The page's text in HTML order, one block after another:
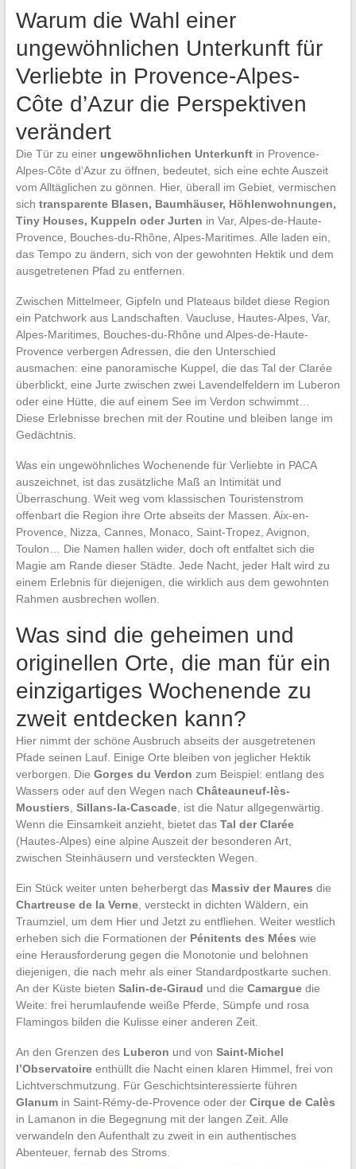
Warum die Wahl einer
ungewöhnlichen Unterkunft für
Verliebte in Provence-Alpes-
Côte d’Azur die Perspektiven
verändert
Die Tür zu einer ungewöhnlichen Unterkunftin Provence-
Alpes-Côte d’Azur zu öffnen, bedeutet, sich eine echte Auszeit
vom Alltäglichen zu gönnen. Hier, überall im Gebiet, vermischen
sich transparente Blasen, Baumhäuser, Höhlenwohnungen,
Tiny Houses, Kuppeln oder Jurten in Var, Alpes-de-Haute-
Provence, Bouches-du-Rhône, Alpes-Maritimes. Alle laden ein,
das Tempo zu ändern, sich von der gewohnten Hektik und dem
ausgetretenen Pfad zu entfernen.
Zwischen Mittelmeer, Gipfeln und Plateaus bildet diese Region
ein Patchwork aus Landschaften. Vaucluse, Hautes-Alpes, Var,
Alpes-Maritimes, Bouches-du-Rhône und Alpes-de-Haute-
Provence verbergen Adressen, die den Unterschied
ausmachen: eine panoramische Kuppel, die das Tal der Clarée
überblickt, eine Jurte zwischen zwei Lavendelfeldern im Luberon
oder eine Hütte, die auf einem See im Verdon schwimmt…
Diese Erlebnisse brechen mit der Routine und bleiben lange im
Gedächtnis.
Was ein ungewöhnliches Wochenende für Verliebte in PACA
auszeichnet, ist das zusätzliche Maß an Intimität und
Überraschung. Weit weg vom klassischen Touristenstrom
offenbart die Region ihre Orte abseits der Massen. Aix-en-
Provence, Nizza, Cannes, Monaco, Saint-Tropez, Avignon,
Toulon… Die Namen hallen wider, doch oft entfaltet sich die
Magie am Rande dieser Städte. Jede Nacht, jeder Halt wird zu
einem Erlebnis für diejenigen, die wirklich aus dem gewohnten
Rahmen ausbrechen wollen.
Was sind die geheimen und
originellen Orte, die man für ein
einzigartiges Wochenende zu
zweit entdecken kann?
Hier nimmt der schöne Ausbruch abseits der ausgetretenen
Pfade seinen Lauf. Einige Orte bleiben von jeglicher Hektik
verborgen. Die Gorges du Verdon zum Beispiel: entlang des
Wassers oder auf den Wegen nach Châteauneuf-lès-
Moustiers Sillans-la-Cascade, ist die Natur allgegenwärtig.
Wenn die Einsamkeit anzieht, bietet das Tal der Clarée
(Hautes-Alpes) eine alpine Auszeit der besonderen Art,
zwischen Steinhäusern und versteckten Wegen.
Ein Stück weiter unten beherbergt das Massiv der Maures die
Chartreuse de la Verne, versteckt in dichten Wäldern, ein
Traumziel, um dem Hier und Jetzt zu entfliehen. Weiter westlich
erheben sich die Formationen der Pénitents des Mées wie
eine Herausforderung gegen die Monotonie und belohnen
diejenigen, die nach mehr als einer Standardpostkarte suchen.
An der Küste bieten Salin-de-Giraud und die Camarguedie
Weite: frei herumlaufende weiße Pferde, Sümpfe und rosa
Flamingos bilden die Kulisse einer anderen Zeit.
An den Grenzen des Luberon und von Saint-Michel
l’Observatoireenthüllt die Nacht einen klaren Himmel, frei von
Lichtverschmutzung. Für Geschichtsinteressierte führen
Glanumin Saint-Rémy-de-Provence oder der Cirque de Calès
in Lamanon in die Begegnung mit der langen Zeit. Alle
verwandeln den Aufenthalt zu zweit in ein authentisches
Abenteuer, fernab des Stroms.